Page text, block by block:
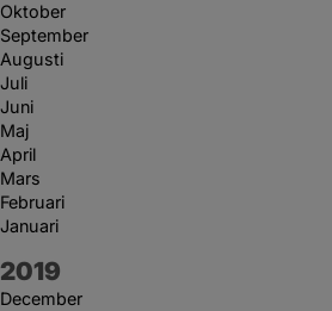
Oktober
September
Augusti
Juli
Juni
Maj
April
Mars
Februari
Januari
År:
2019
December